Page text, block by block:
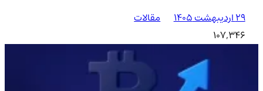
۲۹ اردیبهشت ۱۴۰۵
مقالات
107,346